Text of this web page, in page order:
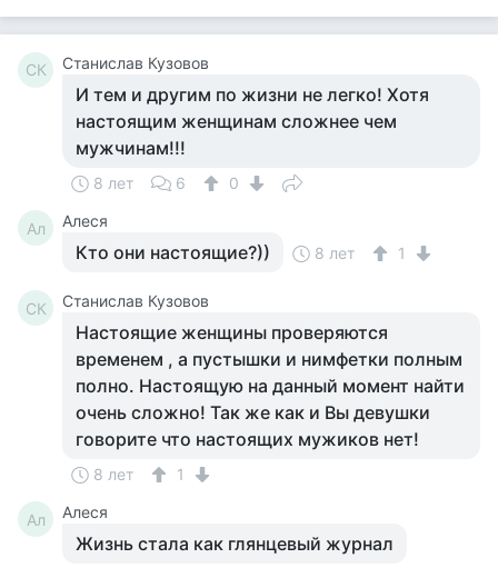
СК Станислав Кузовов
И тем и другим по жизни не легко! Хотя
настоящим женщинам сложнее чем
мужчинам!!!
8 лет 6 0
Ал Алеся
Кто они настоящие?)) 8 лет 1
СК Станислав Кузовов
Настоящие женщины проверяются
временем , а пустышки и нимфетки полным
полно. Настоящую на данный момент найти
очень сложно! Так же как и Вы девушки
говорите что настоящих мужиков нет!
8 лет 1
Ал Алеся
Жизнь стала как глянцевый журнал